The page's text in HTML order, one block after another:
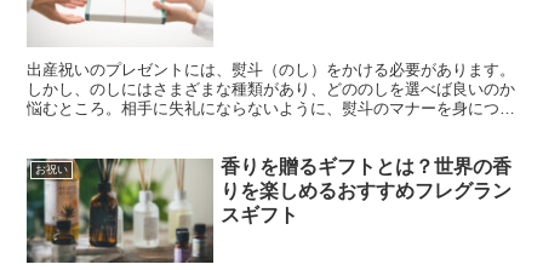
出産祝いのプレゼントには、熨斗（のし）をかける必要があります。
しかし、のしにはさまざまな種類があり、どののしを選べば良いのか
悩むところ。相手に失礼にならないように、熨斗のマナーを身につけ
お祝い
香りを贈るギフトとは？世界の香
りを楽しめるおすすめフレグラン
スギフト